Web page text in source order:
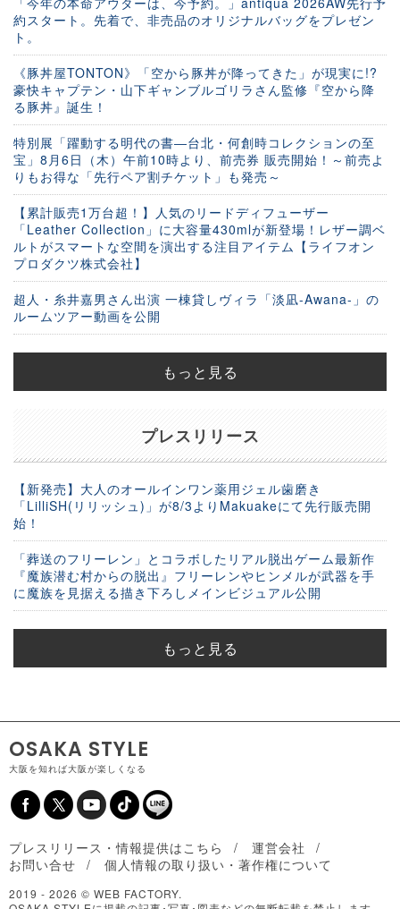
約スタート。先着で、非売品のオリジナルバッグをプレゼン
ト。
《豚丼屋TONTON》「空から豚丼が降ってきた」が現実に!?
豪快キャプテン・山下ギャンブルゴリラさん監修『空から降
る豚丼』誕生！
特別展「躍動する明代の書―台北・何創時コレクションの至
宝」8月6日（木）午前10時より、前売券 販売開始！～前売よ
りもお得な「先行ペア割チケット」も発売～
【累計販売1万台超！】人気のリードディフューザー
「Leather Collection」に大容量430mlが新登場！レザー調ベ
ルトがスマートな空間を演出する注目アイテム【ライフオン
プロダクツ株式会社】
超人・糸井嘉男さん出演 一棟貸しヴィラ「淡凪-Awana-」の
ルームツアー動画を公開
もっと見る
プレスリリース
【新発売】大人のオールインワン薬用ジェル歯磨き
「LilliSH(リリッシュ)」が8/3よりMakuakeにて先行販売開
始！
「葬送のフリーレン」とコラボしたリアル脱出ゲーム最新作
『魔族潜む村からの脱出』フリーレンやヒンメルが武器を手
に魔族を見据える描き下ろしメインビジュアル公開
もっと見る
OSAKA STYLE
大阪を知れば大阪が楽しくなる
プレスリリース・情報提供はこちら
運営会社
お問い合せ
個人情報の取り扱い・著作権について
2019 - 2026 © WEB FACTORY.